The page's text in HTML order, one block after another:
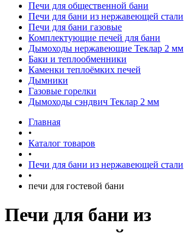
Печи для общественной бани
Печи для бани из нержавеющей стали
Печи для бани газовые
Комплектующие печей для бани
Дымоходы нержавеющие Теклар 2 мм
Баки и теплообменники
Каменки теплоёмких печей
Дымники
Газовые горелки
Дымоходы сэндвич Теклар 2 мм
Главная
•
Каталог товаров
•
Печи для бани из нержавеющей стали
•
печи для гостевой бани
Печи для бани из